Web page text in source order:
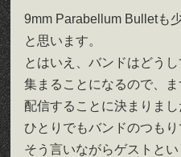
9mm Parabellum Bulletも
と思います。
とはいえ、バンドはどう
集まることになるので、
配信することに決まりまし
ひとりでもバンドのつもり
そう言いながらゲストと